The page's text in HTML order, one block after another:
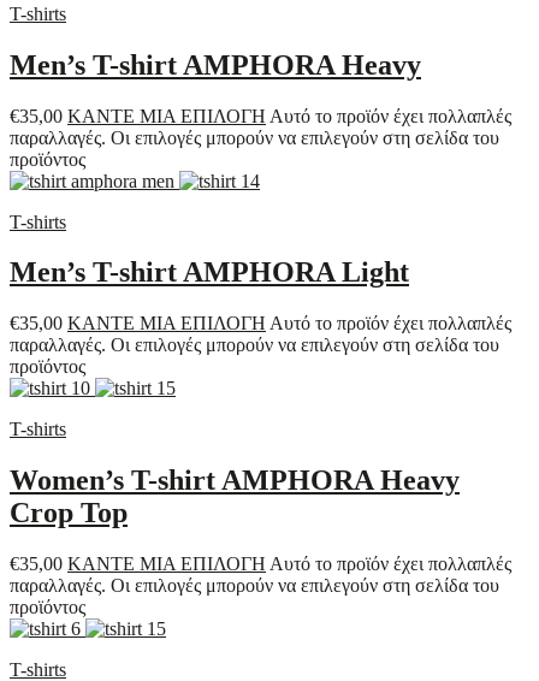
T-shirts
Men’s T-shirt AMPHORA Heavy
€35,00 ΚΑΝΤΕ ΜΙΑ ΕΠΙΛΟΓΗ Αυτό το προϊόν έχει πολλαπλές
παραλλαγές. Οι επιλογές μπορούν να επιλεγούν στη σελίδα του
προϊόντος
T-shirts
Men’s T-shirt AMPHORA Light
€35,00 ΚΑΝΤΕ ΜΙΑ ΕΠΙΛΟΓΗ Αυτό το προϊόν έχει πολλαπλές
παραλλαγές. Οι επιλογές μπορούν να επιλεγούν στη σελίδα του
προϊόντος
T-shirts
Women’s T-shirt AMPHORA Heavy
Crop Top
€35,00 ΚΑΝΤΕ ΜΙΑ ΕΠΙΛΟΓΗ Αυτό το προϊόν έχει πολλαπλές
παραλλαγές. Οι επιλογές μπορούν να επιλεγούν στη σελίδα του
προϊόντος
T-shirts